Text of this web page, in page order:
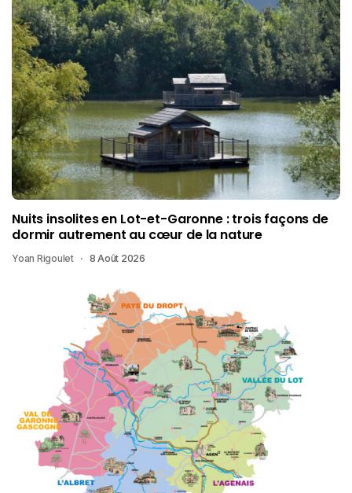
Nuits insolites en Lot-et-Garonne : trois façons de
dormir autrement au cœur de la nature
Yoan Rigoulet 8 Août 2026